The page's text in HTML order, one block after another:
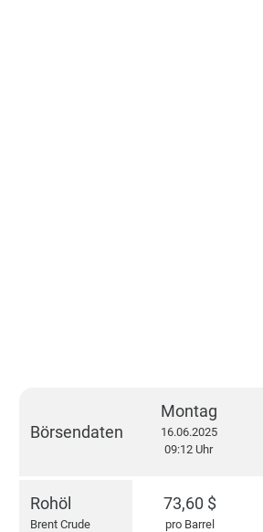
Börsendaten
Montag
16.06.2025
09:12 Uhr
Rohöl
Brent Crude
73,60 $
pro Barrel